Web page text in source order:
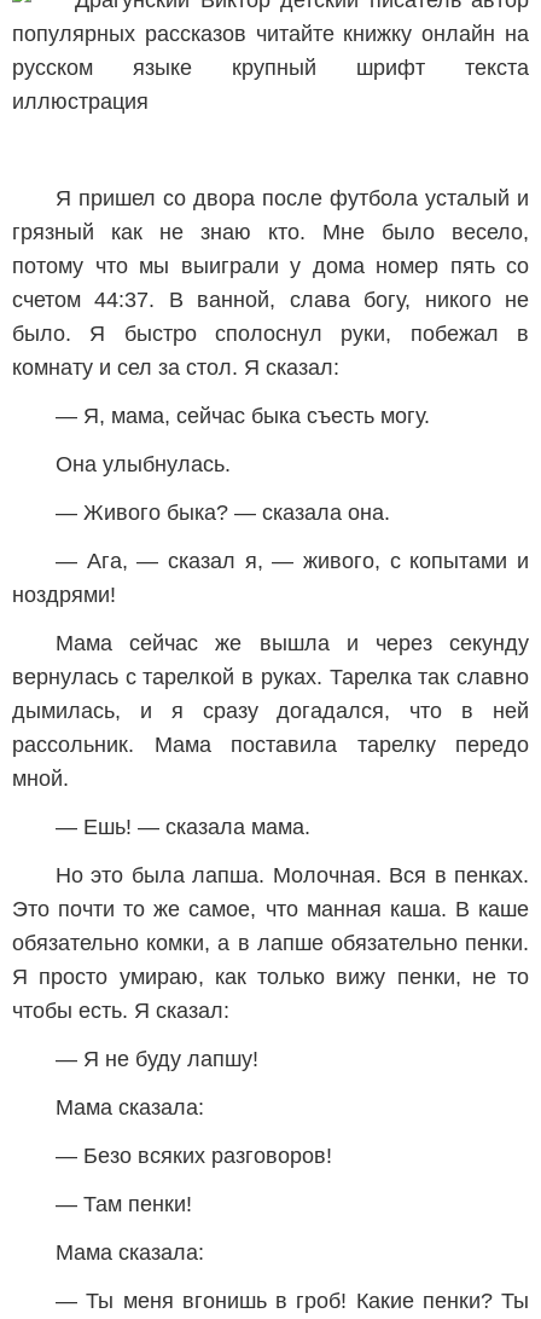
Я пришел со двора после футбола усталый и
грязный как не знаю кто. Мне было весело,
потому что мы выиграли у дома номер пять со
счетом 44:37. В ванной, слава богу, никого не
было. Я быстро сполоснул руки, побежал в
комнату и сел за стол. Я сказал:
— Я, мама, сейчас быка съесть могу.
Она улыбнулась.
— Живого быка? — сказала она.
— Ага, — сказал я, — живого, с копытами и
ноздрями!
Мама сейчас же вышла и через секунду
вернулась с тарелкой в руках. Тарелка так славно
дымилась, и я сразу догадался, что в ней
рассольник. Мама поставила тарелку передо
мной.
— Ешь! — сказала мама.
Но это была лапша. Молочная. Вся в пенках.
Это почти то же самое, что манная каша. В каше
обязательно комки, а в лапше обязательно пенки.
Я просто умираю, как только вижу пенки, не то
чтобы есть. Я сказал:
— Я не буду лапшу!
Мама сказала:
— Безо всяких разговоров!
— Там пенки!
Мама сказала:
— Ты меня вгонишь в гроб! Какие пенки? Ты